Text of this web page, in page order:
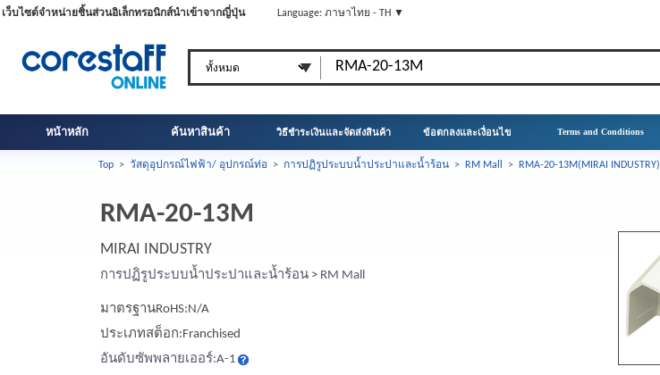
เว็บไซต์จำหน่ายชิ้นส่วนอิเล็กทรอนิกส์นำเข้าจากญี่ปุ่น Language: ภาษาไทย - TH ▼
หน้าหลัก ค้นหาสินค้า วิธีชำระเงินและจัดส่งสินค้า ข้อตกลงและเงื่อนไข Terms and Conditions
Top > วัสดุอุปกรณ์ไฟฟ้า/ อุปกรณ์ท่อ > การปฏิรูประบบน้ำประปาและน้ำร้อน > RM Mall > RMA-20-13M(MIRAI INDUSTRY)
RMA-20-13M
MIRAI INDUSTRY
การปฏิรูประบบน้ำประปาและน้ำร้อน > RM Mall
มาตรฐานRoHS:N/A
ประเภทสต็อก:Franchised
อันดับซัพพลายเออร์:A-1